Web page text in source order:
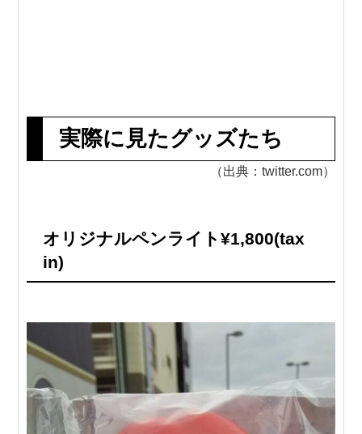
実際に見たグッズたち
（出典：twitter.com）
オリジナルペンライト¥1,800(tax
in)